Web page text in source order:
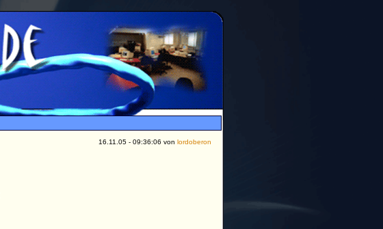
16.11.05 - 09:36:06 von lordoberon